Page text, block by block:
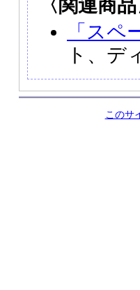
〈関連商品
「スペ
ト、デ
このサ